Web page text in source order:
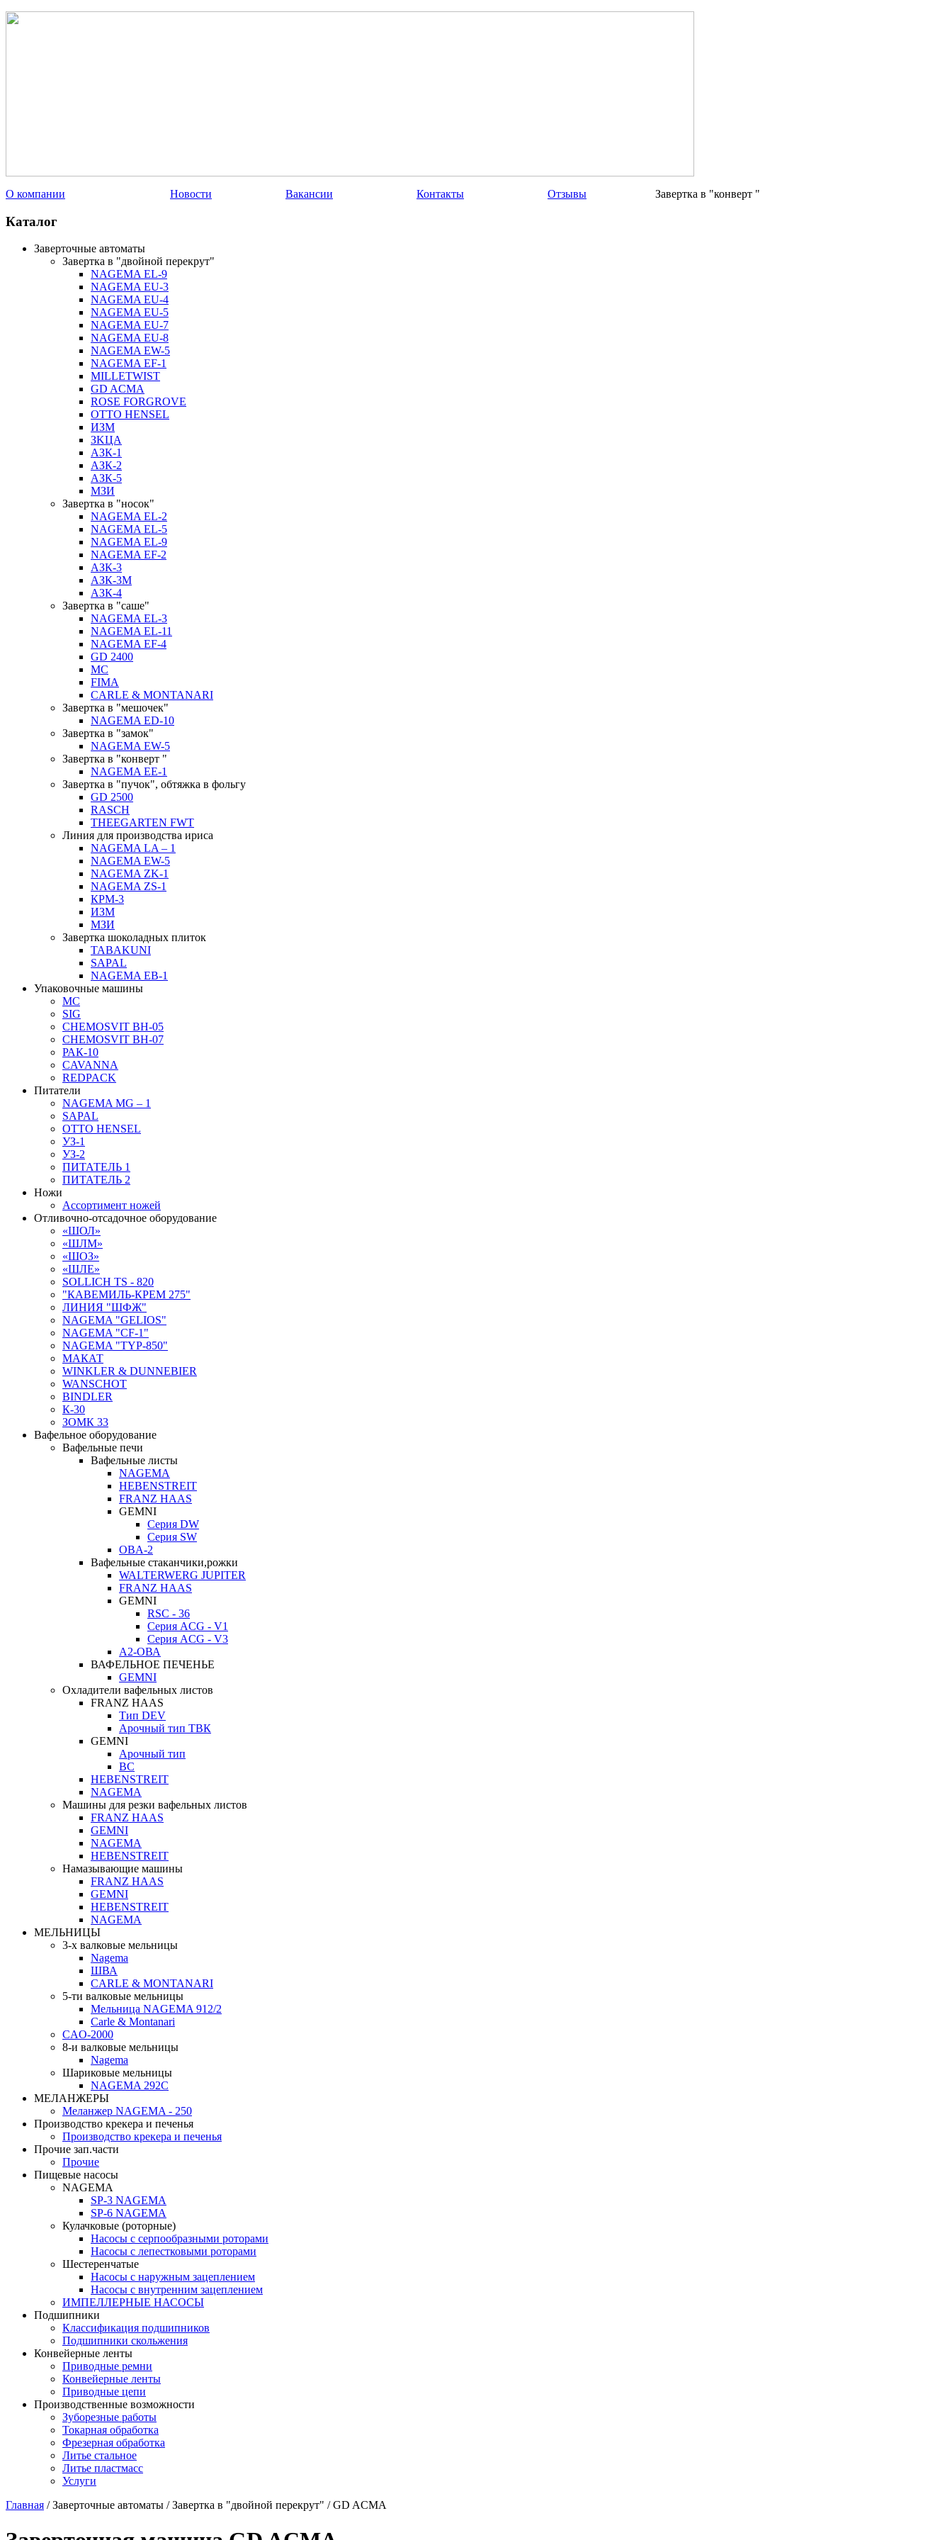
О компании Новости Вакансии Контакты Отзывы Завертка в "конверт "
Каталог
Заверточные автоматы
Завертка в "двойной перекрут"
NAGEMA EL-9
NAGEMA EU-3
NAGEMA EU-4
NAGEMA EU-5
NAGEMA EU-7
NAGEMA EU-8
NAGEMA EW-5
NAGEMA EF-1
MILLETWIST
GD ACMA
ROSE FORGROVE
OTTO HENSEL
ИЗМ
ЗKЦA
АЗК-1
АЗК-2
АЗК-5
МЗИ
Завертка в "носок"
NAGEMA EL-2
NAGEMA EL-5
NAGEMA EL-9
NAGEMA EF-2
АЗК-3
АЗК-3М
АЗК-4
Завертка в "саше"
NAGEMA EL-3
NAGEMA EL-11
NAGEMA EF-4
GD 2400
MC
FIMA
CARLE & MONTANARI
Завертка в "мешочек"
NAGEMA ED-10
Завертка в "замок"
NAGEMA EW-5
Завертка в "конверт "
NAGEMA EE-1
Завертка в "пучок", обтяжка в фольгу
GD 2500
RASCH
THEEGARTEN FWT
Линия для производства ириса
NAGEMA LA – 1
NAGEMA EW-5
NAGEMA ZK-1
NAGEMA ZS-1
КРМ-3
ИЗМ
МЗИ
Завертка шоколадных плиток
TABAKUNI
SAPAL
NAGEMA EB-1
Упаковочные машины
MC
SIG
CHEMOSVIT BH-05
CHEMOSVIT BH-07
РАК-10
CAVANNA
REDPACK
Питатели
NAGEMA MG – 1
SAPAL
OTTO HENSEL
УЗ-1
УЗ-2
ПИТАТЕЛЬ 1
ПИТАТЕЛЬ 2
Ножи
Ассортимент ножей
Отливочно-отсадочное оборудование
«ШОЛ»
«ШЛМ»
«ШОЗ»
«ШЛЕ»
SOLLICH TS - 820
"КАВЕМИЛЬ-КРЕМ 275"
ЛИНИЯ "ШФЖ"
NAGEMA "GELIOS"
NAGEMA "CF-1"
NAGEMA "TYP-850"
МАКАТ
WINKLER & DUNNEBIER
WANSCHOT
BINDLER
К-30
ЗОМК 33
Вафельное оборудование
Вафельные печи
Вафельные листы
NAGEMA
HEBENSTREIT
FRANZ HAAS
GEMNI
Серия DW
Серия SW
OBA-2
Вафельные стаканчики,рожки
WALTERWERG JUPITER
FRANZ HAAS
GEMNI
RSC - 36
Серия ACG - V1
Серия ACG - V3
А2-ОВА
ВАФЕЛЬНОЕ ПЕЧЕНЬЕ
GEMNI
Охладители вафельных листов
FRANZ HAAS
Тип DEV
Арочный тип ТВК
GEMNI
Арочный тип
ВС
HEBENSTREIT
NAGEMA
Машины для резки вафельных листов
FRANZ HAAS
GEMNI
NAGEMA
HEBENSTREIT
Намазывающие машины
FRANZ HAAS
GEMNI
HEBENSTREIT
NAGEMA
МЕЛЬНИЦЫ
3-х валковые мельницы
Nagema
ШВА
CARLE & MONTANARI
5-ти валковые мельницы
Мельница NAGEMA 912/2
Carle & Montanari
CAO-2000
8-и валковые мельницы
Nagema
Шариковые мельницы
NAGEMA 292C
МЕЛАНЖЕРЫ
Меланжер NAGEMA - 250
Производство крекера и печенья
Производство крекера и печенья
Прочие зап.части
Прочие
Пищевые насосы
NAGEMA
SP-3 NAGEMA
SP-6 NAGEMA
Кулачковые (роторные)
Насосы с серпообразными роторами
Насосы с лепестковыми роторами
Шестеренчатые
Насосы с наружным зацеплением
Насосы с внутренним зацеплением
ИМПЕЛЛЕРНЫЕ НАСОСЫ
Подшипники
Классификация подшипников
Подшипники скольжения
Конвейерные ленты
Приводные ремни
Конвейерные ленты
Приводные цепи
Производственные возможности
Зуборезные работы
Токарная обработка
Фрезерная обработка
Литье стальное
Литье пластмасс
Услуги
Главная /Заверточные автоматы /Завертка в "двойной перекрут" /GD ACMA